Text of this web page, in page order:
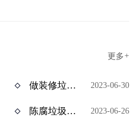
更多+
做装修垃圾资源化处理项目挣钱吗？装修垃圾设备价格多少？ 2023-06-30
陈腐垃圾如何资源化处理？陈腐垃圾处理设备有哪些？ 2023-06-26